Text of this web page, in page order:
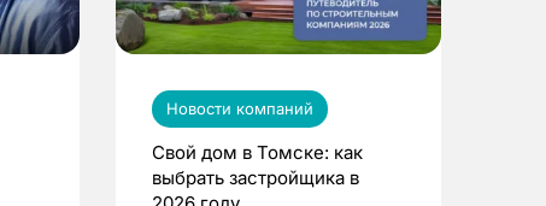
Новости компаний
Свой дом в Томске: как
выбрать застройщика в